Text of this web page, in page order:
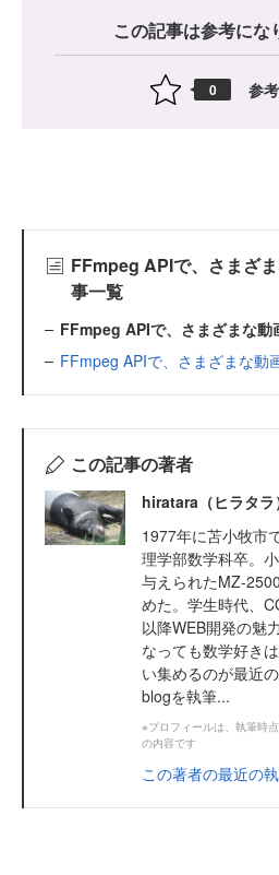
この記事は参考にな
0 参
FFmpeg APIで、さまざ
事一覧
FFmpeg APIで、さまざまな動
FFmpeg APIで、さまざまな動
この記事の著者
hiratara（ヒラタラ
1977年に苫小牧市
理学部数学科卒。
与えられたMZ-
めた。学生時代、
以降WEB開発の魅
なっても数学好き
い集めるのが最近の
blogを執筆...
※プロフィールは、執筆時
の内容です
この著者の最近の